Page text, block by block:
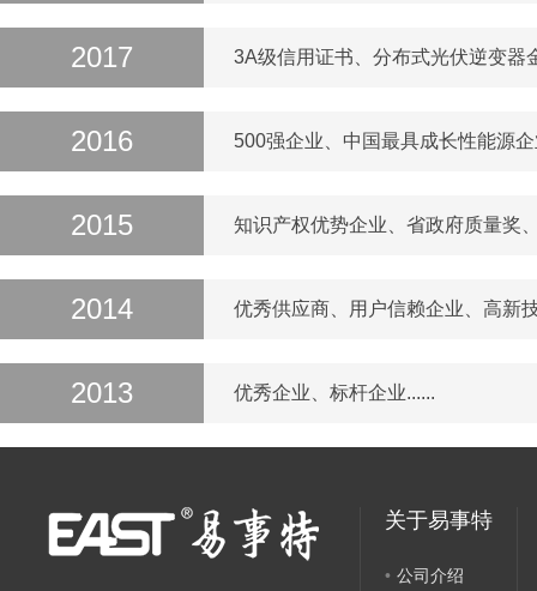
2017 3A级信用证书、分布式光伏逆变器
2016 500强企业、中国最具成长性能源
2015 知识产权优势企业、省政府质量奖
2014 优秀供应商、用户信赖企业、高新
2013 优秀企业、标杆企业......
关于易事特
公司介绍